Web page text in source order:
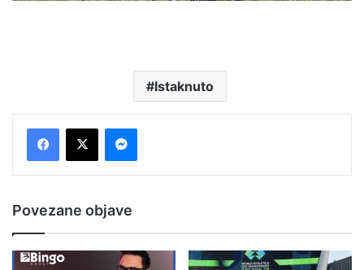
Istaknuto
Povezane objave